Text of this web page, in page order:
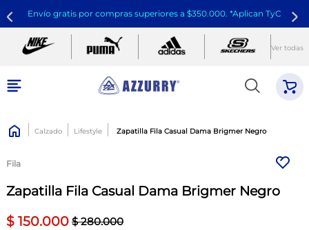
Envío gratis por compras superiores a $350.000. *Aplican TyC
Ver todas
Calzado Lifestyle Zapatilla Fila Casual Dama Brigmer Negro
Fila
Zapatilla Fila Casual Dama Brigmer Negro
$ 150.000 $ 280.000